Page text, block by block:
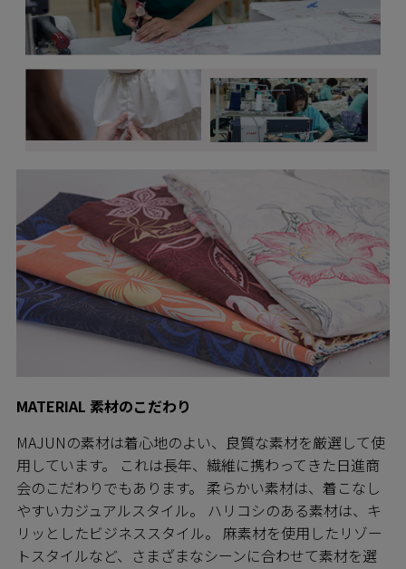
MATERIAL 素材のこだわり
MAJUNの素材は着心地のよい、良質な素材を厳選して使
用しています。 これは長年、繊維に携わってきた日進商
会のこだわりでもあります。 柔らかい素材は、着こなし
やすいカジュアルスタイル。 ハリコシのある素材は、キ
リッとしたビジネススタイル。 麻素材を使用したリゾー
トスタイルなど、さまざまなシーンに合わせて素材を選